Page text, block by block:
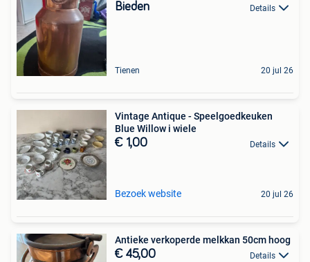
Bieden Details
Tienen 20 jul 26
Vintage Antique - Speelgoedkeuken
Blue Willow i wiele
€ 1,00 Details
Bezoek website 20 jul 26
Antieke verkoperde melkkan 50cm hoog
€ 45,00 Details